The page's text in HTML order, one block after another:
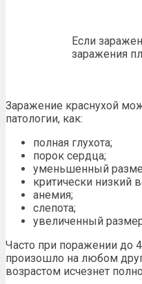
Если
заражения
Заражение краснухой
патологии, как:
полная глухота;
порок сердца;
уменьшенный
критически низкий
анемия;
слепота;
увеличенный
Часто при поражении до
произошло на любом
возрастом исчезнет